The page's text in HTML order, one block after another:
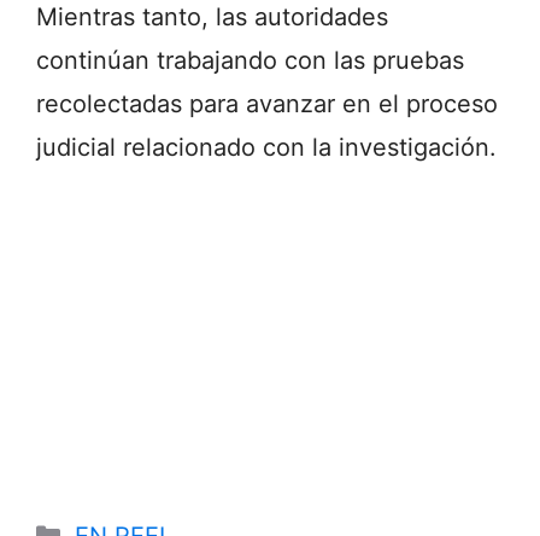
Mientras tanto, las autoridades
continúan trabajando con las pruebas
recolectadas para avanzar en el proceso
judicial relacionado con la investigación.